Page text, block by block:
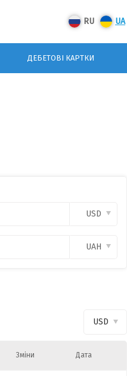
RU UA
ДЕБЕТОВІ КАРТКИ
USD
UAH
USD
Зміни Дата